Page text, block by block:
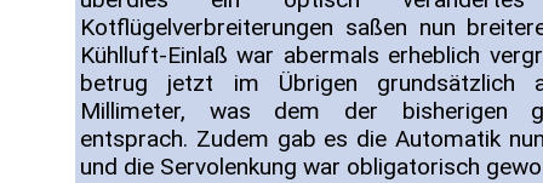
Kotflügelverbreiterungen saßen nun
Kühlluft-Einlaß war abermals erheblich
betrug jetzt im Übrigen grundsätzlich
Millimeter, was dem der bisherigen
entsprach. Zudem gab es die Automatik
und die Servolenkung war obligatorisch